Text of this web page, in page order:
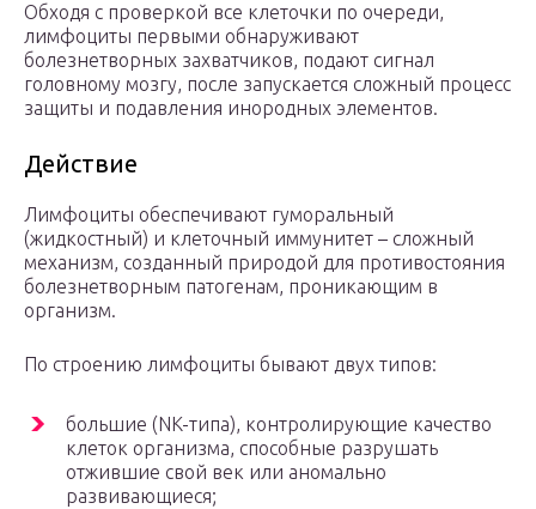
Обходя с проверкой все клеточки по очереди,
лимфоциты первыми обнаруживают
болезнетворных захватчиков, подают сигнал
головному мозгу, после запускается сложный процесс
защиты и подавления инородных элементов.
Действие
Лимфоциты обеспечивают гуморальный
(жидкостный) и клеточный иммунитет – сложный
механизм, созданный природой для противостояния
болезнетворным патогенам, проникающим в
организм.
По строению лимфоциты бывают двух типов:
большие (NK-типа), контролирующие качество
клеток организма, способные разрушать
отжившие свой век или аномально
развивающиеся;